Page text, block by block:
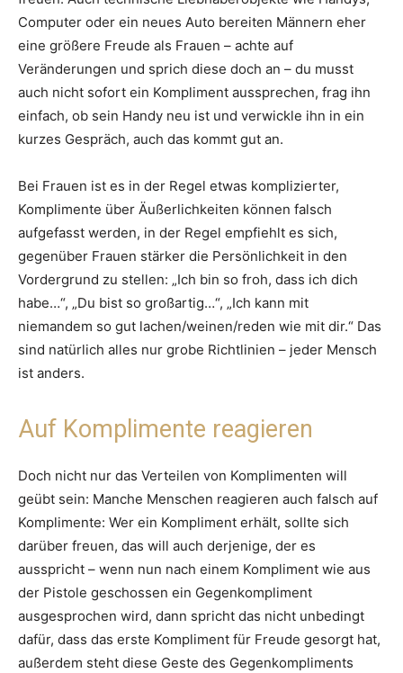
Computer oder ein neues Auto bereiten Männern eher
eine größere Freude als Frauen – achte auf
Veränderungen und sprich diese doch an – du musst
auch nicht sofort ein Kompliment aussprechen, frag ihn
einfach, ob sein Handy neu ist und verwickle ihn in ein
kurzes Gespräch, auch das kommt gut an.
Bei Frauen ist es in der Regel etwas komplizierter,
Komplimente über Äußerlichkeiten können falsch
aufgefasst werden, in der Regel empfiehlt es sich,
gegenüber Frauen stärker die Persönlichkeit in den
Vordergrund zu stellen: „Ich bin so froh, dass ich dich
habe…“, „Du bist so großartig…“, „Ich kann mit
niemandem so gut lachen/weinen/reden wie mit dir.“ Das
sind natürlich alles nur grobe Richtlinien – jeder Mensch
ist anders.
Auf Komplimente reagieren
Doch nicht nur das Verteilen von Komplimenten will
geübt sein: Manche Menschen reagieren auch falsch auf
Komplimente: Wer ein Kompliment erhält, sollte sich
darüber freuen, das will auch derjenige, der es
ausspricht – wenn nun nach einem Kompliment wie aus
der Pistole geschossen ein Gegenkompliment
ausgesprochen wird, dann spricht das nicht unbedingt
dafür, dass das erste Kompliment für Freude gesorgt hat,
außerdem steht diese Geste des Gegenkompliments